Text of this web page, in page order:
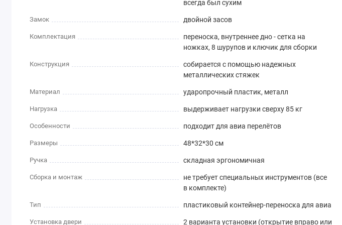
всегда был сухим
Замок двойной засов
Комплектация
переноска, внутреннее дно - сетка на
ножках, 8 шурупов и ключик для сборки
Конструкция
собирается с помощью надежных
металлических стяжек
Материал ударопрочный пластик, металл
Нагрузка выдерживает нагрузки сверху 85 кг
Особенности подходит для авиа перелётов
Размеры 48*32*30 см
Ручка складная эргономичная
Сборка и монтаж
не требует специальных инструментов (все
в комплекте)
Тип пластиковый контейнер-переноска для авиа
Установка двери
2 варианта установки (открытие вправо или